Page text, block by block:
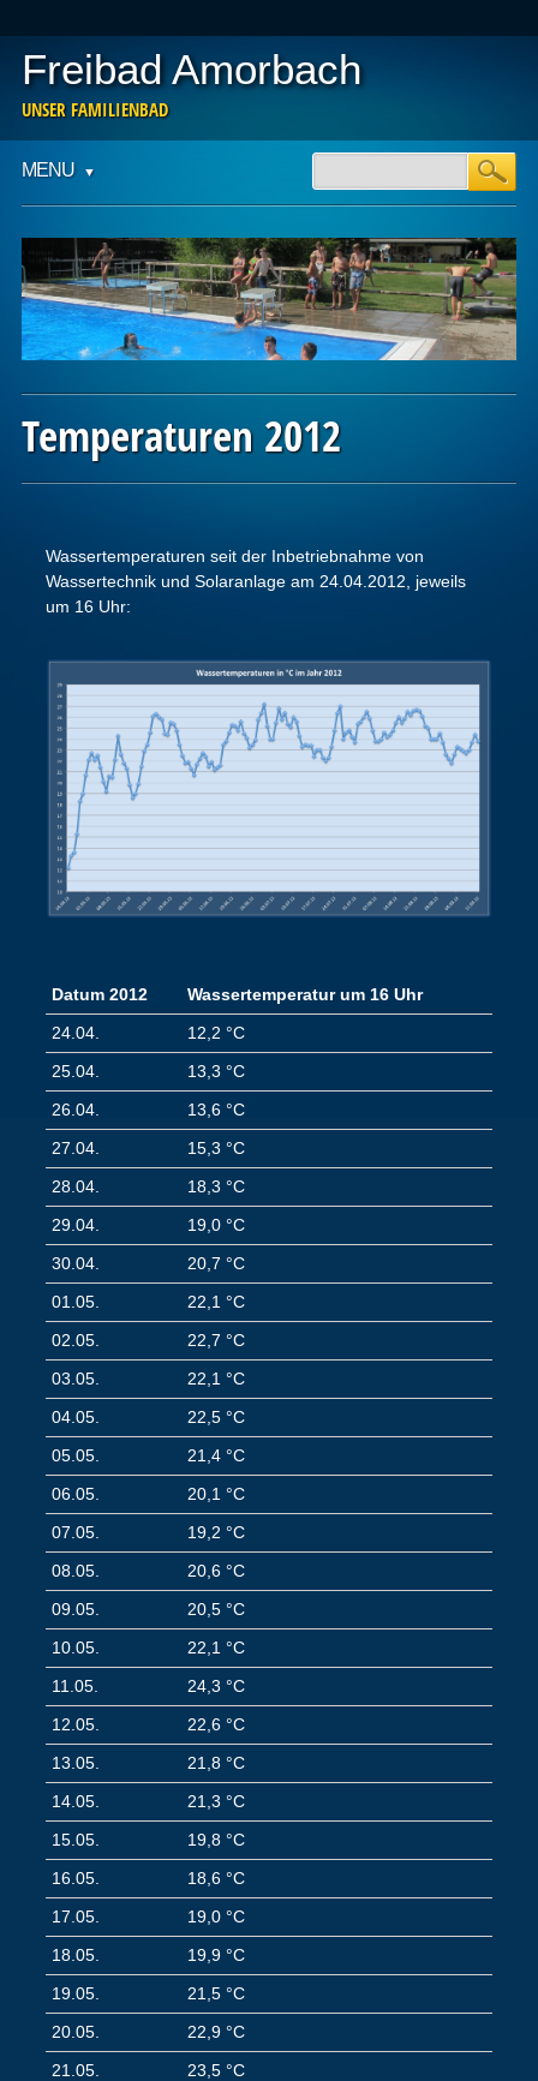
Freibad Amorbach
UNSER FAMILIENBAD
Main menu
content
MENU
Temperaturen 2012
Wassertemperaturen seit der Inbetriebnahme von
Wassertechnik und Solaranlage am 24.04.2012, jeweils
um 16 Uhr:
Datum 2012
Wassertemperatur um 16 Uhr
24.04.
12,2 °C
25.04.
13,3 °C
26.04.
13,6 °C
27.04.
15,3 °C
28.04.
18,3 °C
29.04.
19,0 °C
30.04.
20,7 °C
01.05.
22,1 °C
02.05.
22,7 °C
03.05.
22,1 °C
04.05.
22,5 °C
05.05.
21,4 °C
06.05.
20,1 °C
07.05.
19,2 °C
08.05.
20,6 °C
09.05.
20,5 °C
10.05.
22,1 °C
11.05.
24,3 °C
12.05.
22,6 °C
13.05.
21,8 °C
14.05.
21,3 °C
15.05.
19,8 °C
16.05.
18,6 °C
17.05.
19,0 °C
18.05.
19,9 °C
19.05.
21,5 °C
20.05.
22,9 °C
21.05.
23,5 °C